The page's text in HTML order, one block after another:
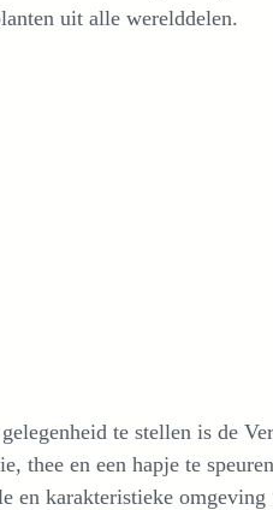
uit alle werelddelen.
te stellen is de
thee en een hapje te
en karakteristieke